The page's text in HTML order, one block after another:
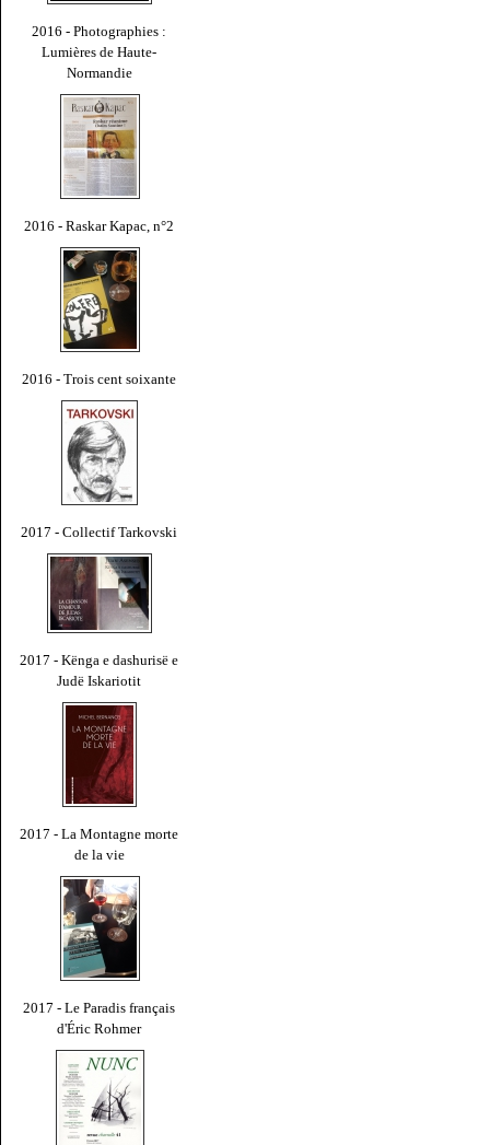
2016 - Photographies :
Lumières de Haute-
Normandie
2016 - Raskar Kapac, n°2
2016 - Trois cent soixante
2017 - Collectif Tarkovski
2017 - Kënga e dashurisë e
Judë Iskariotit
2017 - La Montagne morte
de la vie
2017 - Le Paradis français
d'Éric Rohmer